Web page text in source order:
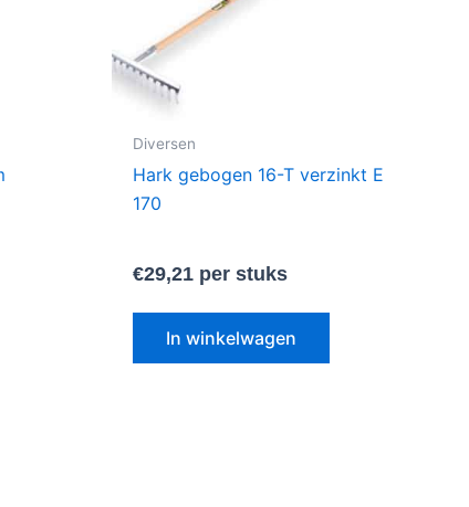
Diversen
Hark gebogen 16-T verzinkt E
170
€29,21 per stuks
In winkelwagen